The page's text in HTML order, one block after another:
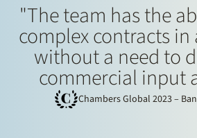
"The team has the
complex contracts in
without a need to
commercial input
Chambers Global 2023 –